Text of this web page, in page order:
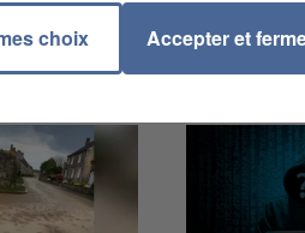
choix Accepter et